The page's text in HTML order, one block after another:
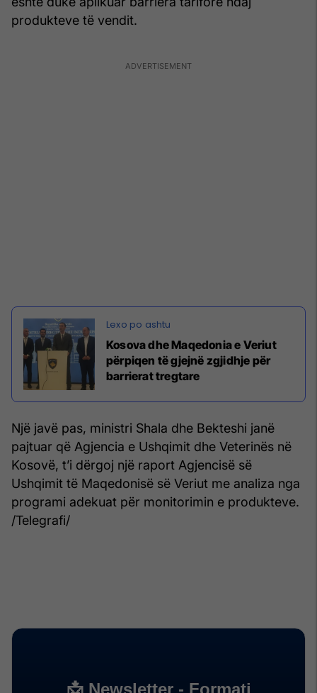
produkteve të vendit.
Kosova dhe Maqedonia e Veriut
përpiqen të gjejnë zgjidhje për
barrierat tregtare
Një javë pas, ministri Shala dhe Bekteshi janë
pajtuar që Agjencia e Ushqimit dhe Veterinës në
Kosovë, t’i dërgoj një raport Agjencisë së
Ushqimit të Maqedonisë së Veriut me analiza nga
programi adekuat për monitorimin e produkteve.
/Telegrafi/